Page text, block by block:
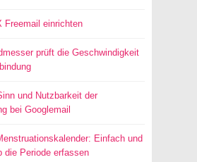
Freemail einrichten
prüft die Geschwindigkeit
und Nutzbarkeit der
bei Googlemail
Einfach und
die Periode erfassen